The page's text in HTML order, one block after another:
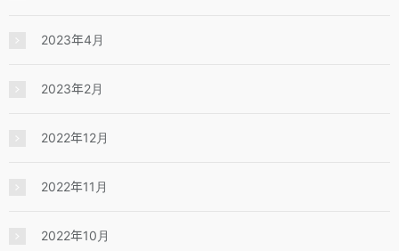
2023年4月
2023年2月
2022年12月
2022年11月
2022年10月